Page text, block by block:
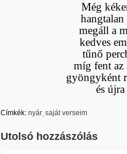
Még
megáll a
kedves
tűnő
míg fent az
gyöngyként
és
Címkék: nyár saját verseim
Utolsó hozzászólás